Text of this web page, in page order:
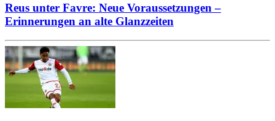
Reus unter Favre: Neue Voraussetzungen –
Erinnerungen an alte Glanzzeiten